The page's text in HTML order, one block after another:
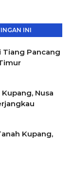
INI
Tiang Pancang
Nusa
Kupang,